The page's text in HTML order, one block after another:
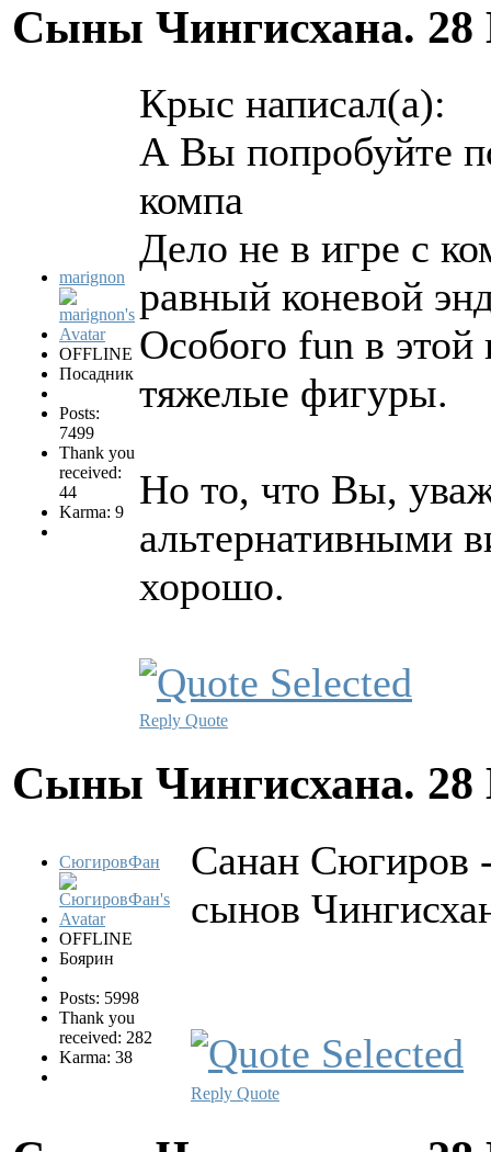
Сыны Чингисхана. 28
marignon
OFFLINE
Посадник
Posts:
7499
Thank you
received:
44
Karma: 9
Крыс написал(а):
А Вы попробуйте
компа
Дело не в игре с
равный коневой
Особого fun в
тяжелые фигуры.
Но то, что Вы,
альтернативными
хорошо.
Reply Quote
Сыны Чингисхана. 28
СюгировФан
OFFLINE
Боярин
Posts: 5998
Thank you
received: 282
Karma: 38
Санан Сюгиров
сынов
Reply Quote